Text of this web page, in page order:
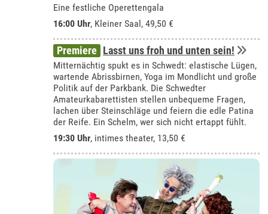
Eine festliche Operettengala
16:00 Uhr, Kleiner Saal , 49,50 €
Premiere Lasst uns froh und unten sein!
Mitternächtig spukt es in Schwedt: elastische Lügen,
wartende Abrissbirnen, Yoga im Mondlicht und große
Politik auf der Parkbank. Die Schwedter
Amateurkabarettisten stellen unbequeme Fragen,
lachen über Steinschläge und feiern die edle Patina
der Reife. Ein Schelm, wer sich nicht ertappt fühlt.
19:30 Uhr, intimes theater, 13,50 €